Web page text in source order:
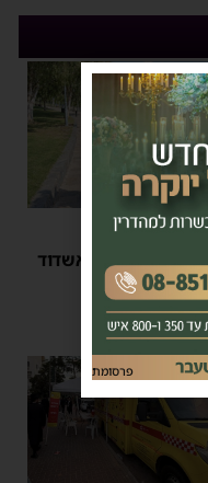
בין הזמנים
של רב העיר אשדוד
|
18:35
פרסומת